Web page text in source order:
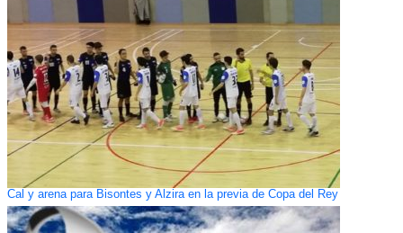
Cal y arena para Bisontes y Alzira en la previa de Copa del Rey